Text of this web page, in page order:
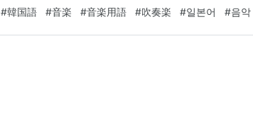
とると“곡”になるのですが、どこかで“노래”が歌唱する
いうようなことを聞いた…
#韓国語 #音楽 #音楽用語 #吹奏楽 #일본어 #음악